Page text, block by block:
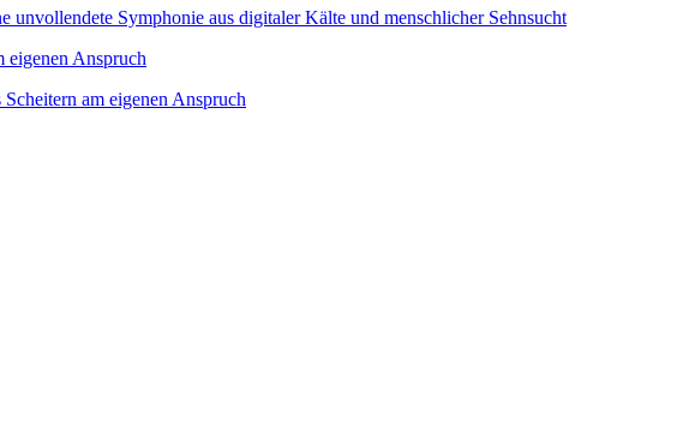
unvollendete Symphonie aus digitaler Kälte und menschlicher Sehnsucht
eigenen Anspruch
am eigenen Anspruch